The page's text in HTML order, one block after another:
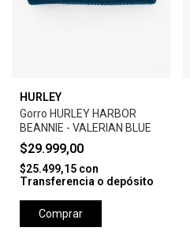
HURLEY
Gorro HURLEY HARBOR
BEANNIE - VALERIAN BLUE
$29.999,00
$25.499,15 con
Transferencia o depósito
Comprar